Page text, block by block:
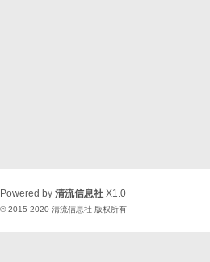
Powered by 清流信息社 X1.0
© 2015-2020 清流信息社 版权所有